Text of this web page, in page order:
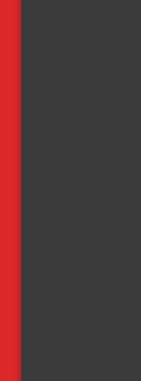
الخاصة على
للتأمين الصحي
صحية متميزة
وتقليل الأخطاء
ويزيد رضاهم.
الصحية أنّ إقبال
المرحلة الأولى
اعتماد جهار،
المنشآت قدرة
بين مقدمي الخدمة
اعتماد المنشآت
مؤهل ومدرب على
بتقييم
الوطنية الصادرة
من (الاسكوا).